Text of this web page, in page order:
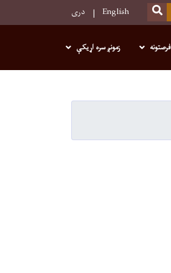
SEARCH
English دری
فرصتونه زمونږ سره اړیکې